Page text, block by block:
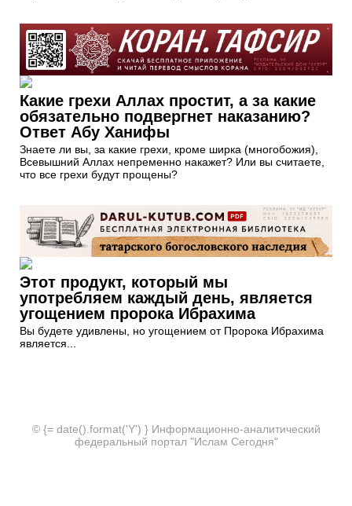
Какие грехи Аллах простит, а за какие
обязательно подвергнет наказанию?
Ответ Абу Ханифы
Знаете ли вы, за какие грехи, кроме ширка (многобожия),
Всевышний Аллах непременно накажет? Или вы считаете,
что все грехи будут прощены?
Этот продукт, который мы
употребляем каждый день, является
угощением пророка Ибрахима
Вы будете удивлены, но угощением от Пророка Ибрахима
является...
© {= date().format('Y') } Информационно-аналитический
федеральный портал "Ислам Сегодня"